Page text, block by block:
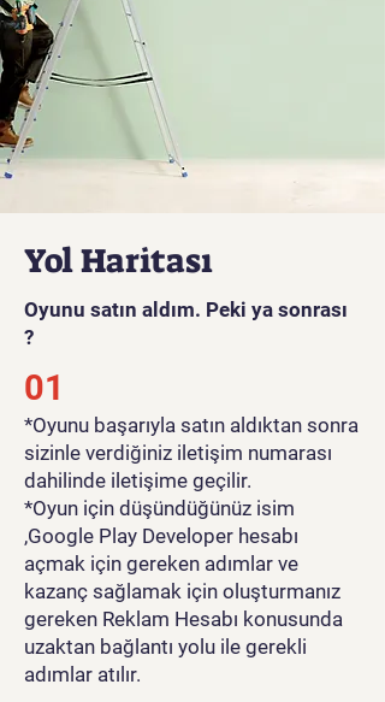
Kesintisiz dövüş ve ateş etme
ile 2. dünya savaşı keskin
nişancı aksiyonunu oynayın.
2. Dünya Savaşı, savaşçıların
ölümsüz ruhunu ve savaş
stratejisiyle boyun eğmeyen
atış sahnelerini anımsatıyor.
Alman ordusu ordusu silah
oyunlarında ayakta kalan son
adama kadar savaşın. Dünya
savaş oyunları silah
düşman birliklerini vurmak için
en güçlü silahlara sahiptir.
Mermi simülasyonu ile harika
HD grafiklerin ve en iyi
silahların keyfini çıkarın.
Keskin nişancı ve ordu atış
oyunlarında doğru bir şekilde
hedef almalı, düşmanları
nişan almalı ve vurmalısınız.
Ücretsiz savaş oyunlarından
Yol Haritası
Oyunu satın aldım. Peki ya sonrası
?
01
*Oyunu başarıyla satın aldıktan sonra
sizinle verdiğiniz iletişim numarası
dahilinde iletişime geçilir.
*Oyun için düşündüğünüz isim
,Google Play Developer hesabı
açmak için gereken adımlar ve
kazanç sağlamak için oluşturmanız
gereken Reklam Hesabı konusunda
uzaktan bağlantı yolu ile gerekli
adımlar atılır.